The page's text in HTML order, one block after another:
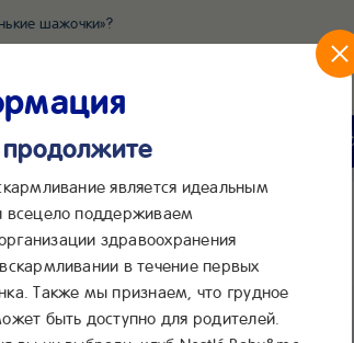
шажочки»?
развития вашего малыша
в ВКонтакте
является идеальным
всецело поддерживаем
здравоохранения
в течение первых
Также мы признаем, что грудное
быть доступно для родителей.